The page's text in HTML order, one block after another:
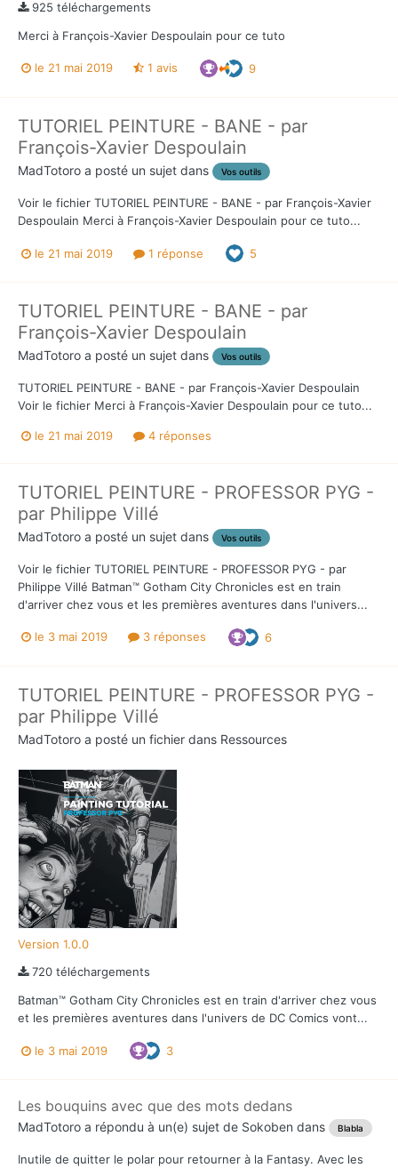
925 téléchargements
Merci à François-Xavier Despoulain pour ce tuto
le 21 mai 2019 1 avis 9
TUTORIEL PEINTURE - BANE - par
François-Xavier Despoulain
MadTotoro a posté un sujet dans Vos outils
Voir le fichier TUTORIEL PEINTURE - BANE - par François-Xavier
Despoulain Merci à François-Xavier Despoulain pour ce tuto...
le 21 mai 2019 1 réponse 5
TUTORIEL PEINTURE - BANE - par
François-Xavier Despoulain
MadTotoro a posté un sujet dans Vos outils
TUTORIEL PEINTURE - BANE - par François-Xavier Despoulain
Voir le fichier Merci à François-Xavier Despoulain pour ce tuto...
le 21 mai 2019 4 réponses
TUTORIEL PEINTURE - PROFESSOR PYG -
par Philippe Villé
MadTotoro a posté un sujet dans Vos outils
Voir le fichier TUTORIEL PEINTURE - PROFESSOR PYG - par
Philippe Villé Batman™ Gotham City Chronicles est en train
d'arriver chez vous et les premières aventures dans l'univers...
le 3 mai 2019 3 réponses 6
TUTORIEL PEINTURE - PROFESSOR PYG -
par Philippe Villé
MadTotoro a posté un fichier dans Ressources
Version 1.0.0
720 téléchargements
Batman™ Gotham City Chronicles est en train d'arriver chez vous
et les premières aventures dans l'univers de DC Comics vont...
le 3 mai 2019 3
Les bouquins avec que des mots dedans
MadTotoro a répondu à un(e) sujet de Sokoben dans Blabla
Inutile de quitter le polar pour retourner à la Fantasy. Avec les